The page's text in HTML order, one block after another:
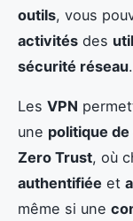
outils, vous
activités des
sécurité réseau.
Les VPN
une politique
Zero Trust, où
authentifiée et
même si une